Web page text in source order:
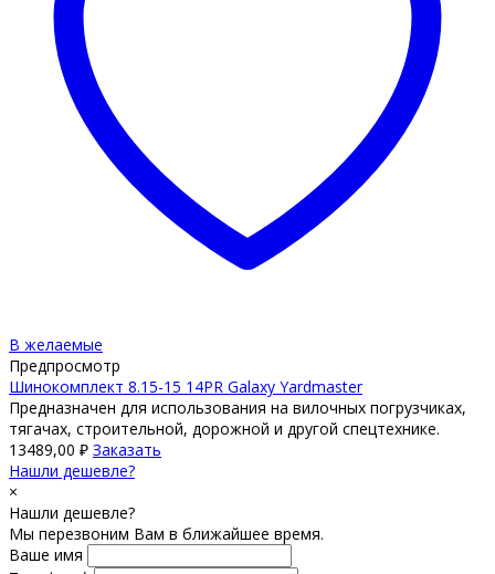
В желаемые
Предпросмотр
Шинокомплект 8.15-15 14PR Galaxy Yardmaster
Предназначен для использования на вилочных погрузчиках,
тягачах, строительной, дорожной и другой спецтехнике.
13489,00 ₽ Заказать
Нашли дешевле?
×
Нашли дешевле?
Мы перезвоним Вам в ближайшее время.
Ваше имя